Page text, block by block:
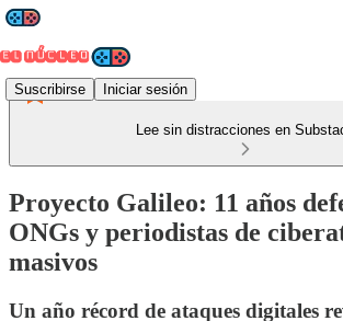
Suscribirse Iniciar sesión
Lee sin distracciones en
Proyecto Galileo: 11 años
ONGs y periodistas de
masivos
Un año récord de ataques digitales